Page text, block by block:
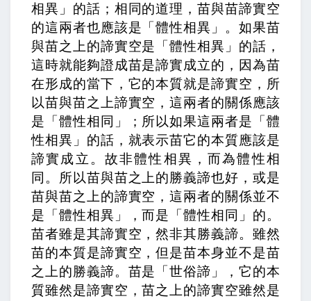
相異」的話；相同的道理，苗與苗諦實空
的這兩者也應該是「體性相異」。如果苗
與苗之上的諦實空是「體性相異」的話，
這時就能夠證成苗是諦實成立的，因為苗
在形成的當下，它的本質就是諦實空，所
以苗與苗之上諦實空，這兩者的關係應該
是「體性相同」；所以如果這兩者是「體
性相異」的話，就表示苗它的本質應該是
諦實成立。 故非體性相異，而為體性相
同。
所以苗與苗之上的勝義諦也好，或是
苗與苗之上的諦實空，這兩者的關係並不
是「體性相異」，而是「體性相同」的。
苗者雖是其諦實空，然非其勝義諦。 雖然
苗的本質是諦實空，但是苗本身並不是苗
之上的勝義諦。苗是「世俗諦」，它的本
質雖然是諦實空，苗之上的諦實空雖然是